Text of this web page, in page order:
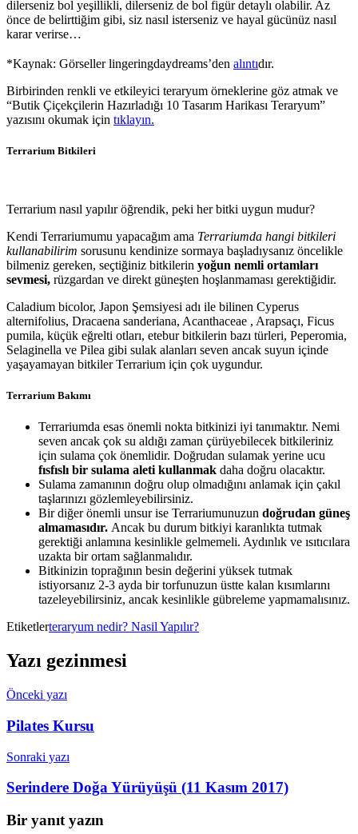
dilerseniz bol yeşillikli, dilerseniz de bol figür detaylı olabilir. Az
önce de belirttiğim gibi, siz nasıl isterseniz ve hayal gücünüz nasıl
karar verirse…
*Kaynak: Görseller lingeringdaydreams’den alıntıdır.
Birbirinden renkli ve etkileyici teraryum örneklerine göz atmak ve
“Butik Çiçekçilerin Hazırladığı 10 Tasarım Harikası Teraryum”
yazısını okumak için tıklayın.
Terrarium Bitkileri
Terrarium nasıl yapılır öğrendik, peki her bitki uygun mudur?
Kendi Terrariumumu yapacağım ama Terrariumda hangi bitkileri
kullanabilirim sorusunu kendinize sormaya başladıysanız öncelikle
bilmeniz gereken, seçtiğiniz bitkilerin yoğun nemli ortamları
sevmesi, rüzgardan ve direkt güneşten hoşlanmaması gerektiğidir.
Caladium bicolor, Japon Şemsiyesi adı ile bilinen Cyperus
alternifolius, Dracaena sanderiana, Acanthaceae , Arapsaçı, Ficus
pumila, küçük eğrelti otları, etebur bitkilerin bazı türleri, Peperomia,
Selaginella ve Pilea gibi sulak alanları seven ancak suyun içinde
yaşayamayan bitkiler Terrarium için çok uygundur.
Terrarium Bakımı
Terrariumda esas önemli nokta bitkinizi iyi tanımaktır. Nemi
seven ancak çok su aldığı zaman çürüyebilecek bitkileriniz
için sulama çok önemlidir. Doğrudan sulamak yerine ucu
fısfıslı bir sulama aleti kullanmak daha doğru olacaktır.
Sulama zamanının doğru olup olmadığını anlamak için çakıl
taşlarınızı gözlemleyebilirsiniz.
Bir diğer önemli unsur ise Terrariumunuzun doğrudan güneş
almamasıdır. Ancak bu durum bitkiyi karanlıkta tutmak
gerektiği anlamına kesinlikle gelmemeli. Aydınlık ve ısıtıcılara
uzakta bir ortam sağlanmalıdır.
Bitkinizin toprağının besin değerini yüksek tutmak
istiyorsanız 2-3 ayda bir torfunuzun üstte kalan kısımlarını
tazeleyebilirsiniz, ancak kesinlikle gübreleme yapmamalısınız.
Etiketlerteraryum nedir? Nasil Yapılır?
Yazı gezinmesi
Önceki yazı
Pilates Kursu
Sonraki yazı
Serindere Doğa Yürüyüşü (11 Kasım 2017)
Bir yanıt yazın